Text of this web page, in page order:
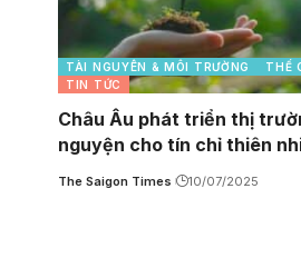
TÀI NGUYÊN & MÔI TRƯỜNG
THẾ
TIN TỨC
Châu Âu phát triển thị
nguyện cho tín chỉ thiên
The Saigon Times 10/07/2025